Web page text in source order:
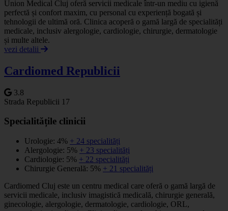
Union Medical Cluj oferă servicii medicale într-un mediu cu igienă
perfectă și confort maxim, cu personal cu experiență bogată și
tehnologii de ultimă oră. Clinica acoperă o gamă largă de specialități
medicale, inclusiv alergologie, cardiologie, chirurgie, dermatologie
și multe altele.
vezi detalii
Cardiomed Republicii
3.8
Strada Republicii 17
Specialitățile clinicii
Urologie: 4% + 24 specialități
Alergologie: 5% + 23 specialități
Cardiologie: 5% + 22 specialități
Chirurgie Generală: 5% + 21 specialități
Cardiomed Cluj este un centru medical care oferă o gamă largă de
servicii medicale, inclusiv imagistică medicală, chirurgie generală,
ginecologie, alergologie, dermatologie, cardiologie, ORL,